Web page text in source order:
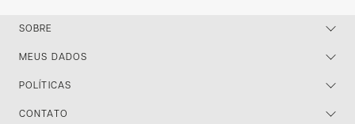
SOBRE
MEUS DADOS
POLÍTICAS
CONTATO